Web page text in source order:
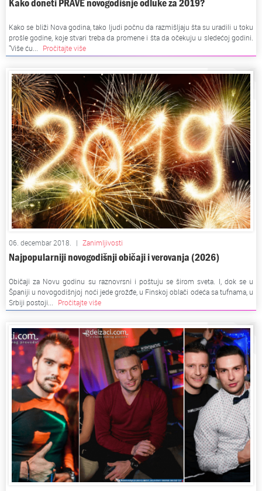
Kako doneti PRAVE novogodišnje odluke za 2019?
Kako se bliži Nova godina, tako ljudi počnu da razmišljaju šta su uradili u toku
prošle godine, koje stvari treba da promene i šta da očekuju u sledećoj godini.
"Više ću...
Pročitajte više
06. decembar 2018. | Zanimljivosti
Najpopularniji novogodišnji običaji i verovanja (2026)
Običaji za Novu godinu su raznovrsni i poštuju se širom sveta. I, dok se u
Španiji u novogodišnjoj noći jede grožđe, u Finskoj oblači odeća sa tufnama, u
Srbiji postoji...
Pročitajte više